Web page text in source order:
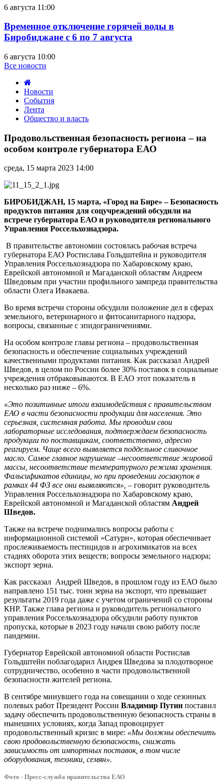
6 августа 11:00
Временное отключение горячей воды в
Биробиджане с 6 по 7 августа
6 августа 10:00
Все новости
Новости
События
Лента
Общество и власть
безопасность
региона
–
особом
контроле
губернатора
ЕАО
Продовольственная безопасность региона – на
особом контроле губернатора ЕАО
среда, 15 марта 2023 14:00
БИРОБИДЖАН, 15 марта, «Город на Бире» –Безопасность
продуктов питания для соцучреждений обсудили на
встрече губернатора ЕАО и руководителя регионального
Управления Россельхознадзора.
В правительстве автономии состоялась рабочая встреча
губернатора ЕАО Ростислава Гольдштейна и руководителя
Управления Россельхознадзора по Хабаровскому краю,
Еврейской автономной и Магаданской областям Андреем
Шведовым при участии профильного зампреда правительства
области Олега Ивакаева.
Во время встречи стороны обсудили положение дел в сферах
земельного, ветеринарного и фитосанитарного надзора,
вопросы, связанные с эпидограничениями.
На особом контроле главы региона – продовольственная
безопасность и обеспечение социальных учреждений
качественными продуктами питания. Как рассказал Андрей
Шведов, в целом по России более 30% поставок в социальные
учреждения отбраковываются. В ЕАО этот показатель в
несколько раз ниже – 6%.
«Это позитивные итоги взаимодействия с правительством
ЕАО в части безопасности продукции для населения. Это
серьезная, системная работа. Мы проводим свои
лабораторные исследования, подтверждаем безопасность
продукции по поставщикам, соответственно, адресно
реагируем. Чаще всего выявляется поддельное сливочное
масло. Самое главное нарушение –несоответствие жировой
массы, несоответствие температурного режима хранения.
Фальсификатов единицы, но при проведении госзакупок в
рамках 44 ФЗ все они выявляются», – говорит руководитель
Управления Россельхознадзора по Хабаровскому краю,
Еврейской автономной и Магаданской областям Андрей
Шведов.
Также на встрече поднимались вопросы работы с
информационной системой «Сатурн», которая обеспечивает
прослеживаемость пестицидов и агрохимикатов на всех
стадиях оборота этих веществ; вопросы земельного надзора;
экспорт зерна.
Как рассказал Андрей Шведов, в прошлом году из ЕАО было
направлено 151 тыс. тонн зерна на экспорт, что превышает
результаты 2019 года даже с учетом ограничений со стороны
КНР. Также глава региона и руководитель регионального
управления Россельхознадзора обсудили работу пунктов
пропуска, которые в 2023 году начали свою работу после
пандемии.
Губернатор Еврейской автономной области Ростислав
Гольдштейн поблагодарил Андрея Шведова за плодотворное
сотрудничество, особенно в части продовольственной
безопасности жителей региона.
В сентябре минувшего года на совещании о ходе сезонных
полевых работ Президент России Владимир Путин поставил
задачу обеспечить продовольственную безопасность страны в
нынешних условиях, когда Запад провоцирует
продовольственный кризис в мире: «Мы должны обеспечить
свою продовольственную безопасность, снижать
зависимость от импортных поставок, в том числе
оборудования, техники, семян».
Фото - Пресс-служба правительства ЕАО